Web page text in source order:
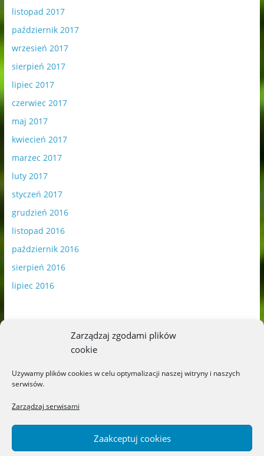
Zarządzaj zgodami plików
cookie
Używamy plików cookies w celu optymalizacji naszej witryny i naszych
serwisów.
Zarządzaj serwisami
Zaakceptuj cookies
listopad 2017
październik 2017
wrzesień 2017
sierpień 2017
lipiec 2017
czerwiec 2017
maj 2017
kwiecień 2017
marzec 2017
luty 2017
styczeń 2017
grudzień 2016
listopad 2016
październik 2016
sierpień 2016
lipiec 2016